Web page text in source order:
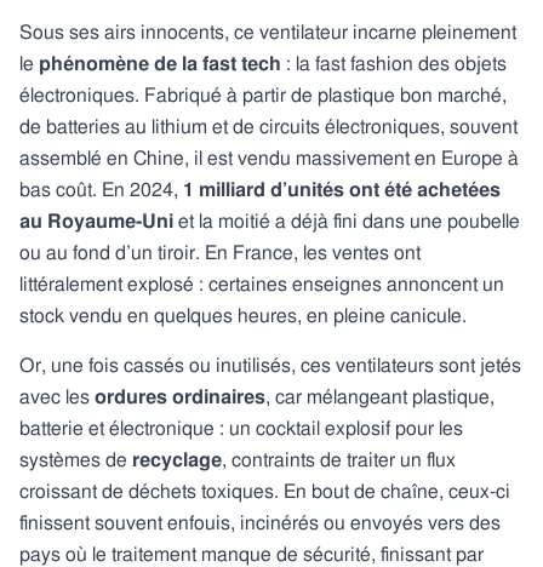
Sous ses airs innocents, ce ventilateur incarne pleinement
le phénomène de la fast tech : la fast fashion des objets
électroniques. Fabriqué à partir de plastique bon marché,
de batteries au lithium et de circuits électroniques, souvent
assemblé en Chine, il est vendu massivement en Europe à
bas coût. En 2024, 1 milliard d’unités ont été achetées
au Royaume-Uni et la moitié a déjà fini dans une poubelle
ou au fond d’un tiroir. En France, les ventes ont
littéralement explosé : certaines enseignes annoncent un
stock vendu en quelques heures, en pleine canicule.
Or, une fois cassés ou inutilisés, ces ventilateurs sont jetés
avec les ordures ordinaires, car mélangeant plastique,
batterie et électronique : un cocktail explosif pour les
systèmes de recyclage, contraints de traiter un flux
croissant de déchets toxiques. En bout de chaîne, ceux-ci
finissent souvent enfouis, incinérés ou envoyés vers des
pays où le traitement manque de sécurité, finissant par